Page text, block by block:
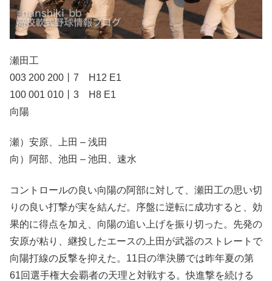
瀬田工
003 200 200丨7 H12 E1
100 001 010丨3 H8 E1
向陽
瀬）安原、上田 – 浅田
向）阿部、池田 – 池田、速水
コントロールの良い向陽の阿部に対して、瀬田工の思い切
りの良い打撃が実を結んだ。序盤に逆転に成功すると、効
果的に得点を加え、向陽の追い上げを振り切った。先発の
安原が粘り、継投したエースの上田が武器のストレートで
向陽打線の反撃を抑えた。11日の準決勝では昨年夏の第
61回選手権大会覇者の天理と対戦する。快進撃を続ける